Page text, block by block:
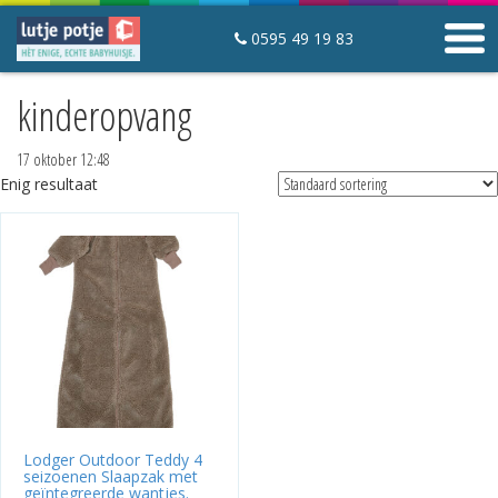
0595 49 19 83
Winkelwagen
Mijn lutje potje
Contact
Slaapartikelen
Startpakketten
Hoeslakens en matrasbeschermers
Babyhuisjes
Over Lutje Potje
kinderopvang
17 oktober 12:48
Enig resultaat
Lodger Outdoor Teddy 4
seizoenen Slaapzak met
geïntegreerde wantjes.